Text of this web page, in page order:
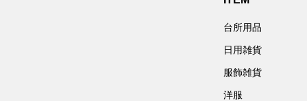
台所用品
日用雑貨
服飾雑貨
洋服